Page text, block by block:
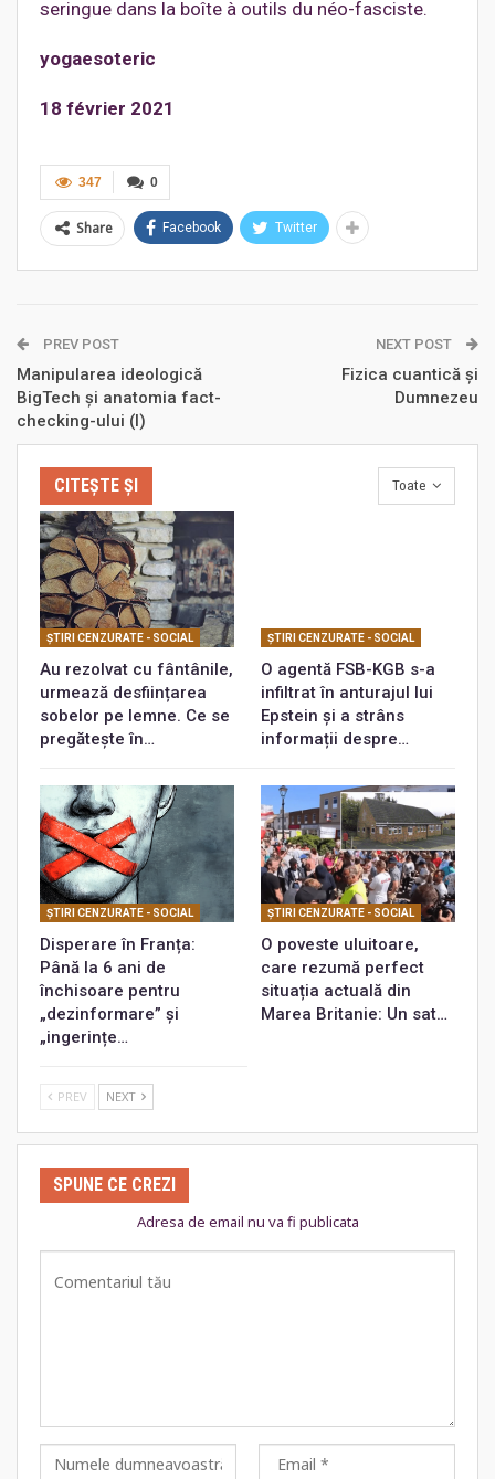
seringue dans la boîte à outils du néo-fasciste.
yogaesoteric
18 février 2021
0
347
Share Facebook Twitter
PREV POST
Manipularea ideologică
BigTech și anatomia fact-
checking-ului (I)
NEXT POST
Fizica cuantică şi
Dumnezeu
Toate
CITEȘTE ȘI
ŞTIRI CENZURATE - SOCIAL
Au rezolvat cu fântânile,
urmează desființarea
sobelor pe lemne. Ce se
pregătește în…
ŞTIRI CENZURATE - SOCIAL
O agentă FSB-KGB s-a
infiltrat în anturajul lui
Epstein și a strâns
informații despre…
ŞTIRI CENZURATE - SOCIAL
Disperare în Franța:
Până la 6 ani de
închisoare pentru
„dezinformare” și
„ingerințe…
ŞTIRI CENZURATE - SOCIAL
O poveste uluitoare,
care rezumă perfect
situația actuală din
Marea Britanie: Un sat…
PREV NEXT
SPUNE CE CREZI
Adresa de email nu va fi publicata